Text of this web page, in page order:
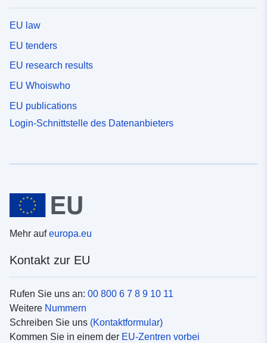
EU law
EU tenders
EU research results
EU Whoiswho
EU publications
Login-Schnittstelle des Datenanbieters
Mehr aufeuropa.eu
Kontakt zur EU
Rufen Sie uns an: 00 800 6 7 8 9 10 11
Weitere Nummern
Schreiben Sie uns (Kontaktformular)
Kommen Sie in einem der EU-Zentren vorbei